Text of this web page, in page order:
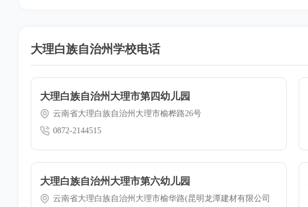
大理白族自治州学校电话
大理白族自治州大理市第四幼儿园
云南省大理白族自治州大理市榆桦路26号
0872-2144515
大理白族自治州大理市第六幼儿园
云南省大理白族自治州大理市榆华路(昆明龙潭建材有限公司